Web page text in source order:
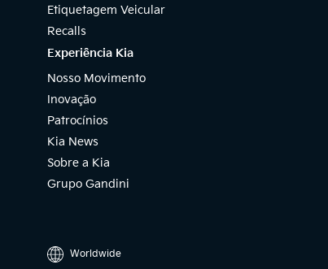
Etiquetagem Veicular
Recalls
Experiência Kia
Nosso Movimento
Inovação
Patrocínios
Kia News
Sobre a Kia
Grupo Gandini
Worldwide